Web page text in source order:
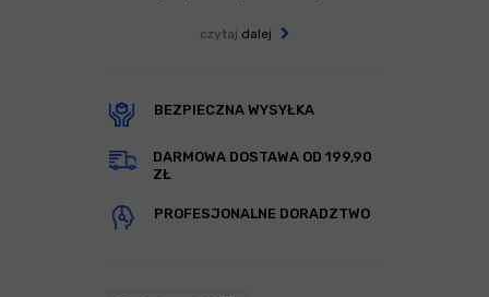
czytaj dalej
BEZPIECZNA WYSYŁKA
DARMOWA DOSTAWA OD 199,90
ZŁ
PROFESJONALNE DORADZTWO